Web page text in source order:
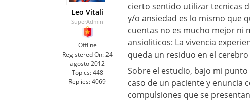
Leo Vitali
SuperAdmin
Offline
Registered On: 24
agosto 2012
Topics: 448
Replies:4069
cierto sentido utilizar tecnicas
y/o ansiedad es lo mismo que
cuentas no es mucho mejor ni
ansioliticos: La vivencia
queda un residuo en el
Sobre el estudio, bajo mi
caso de un paciente y enuncia
compulsiones que se